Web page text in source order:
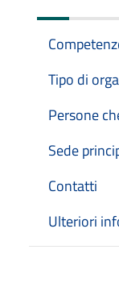
Tipo di
Persone
Sede
Contatti
Ulteriori